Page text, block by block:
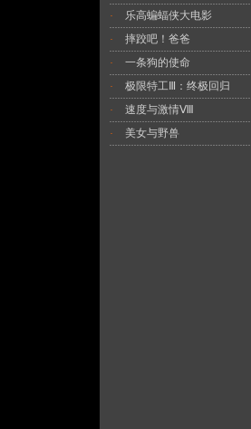
·
乐高蝙蝠侠大电影
·
摔跤吧！爸爸
·
一条狗的使命
·
极限特工Ⅲ：终极回归
·
速度与激情Ⅷ
·
美女与野兽